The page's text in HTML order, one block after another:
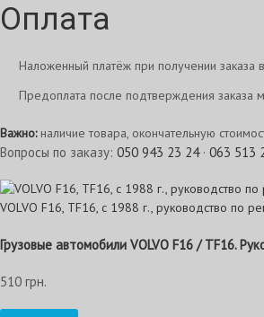
Оплата
Наложенный платёж при получении заказа
Предоплата после подтверждения заказа
Важно:наличие товара, окончательную
Вопросы по заказу: 050 943 23 24· 063 513
VOLVO F16, TF16, с 1988 г., руководство по
Грузовые автомобили VOLVO F16 / TF16.
510 грн.